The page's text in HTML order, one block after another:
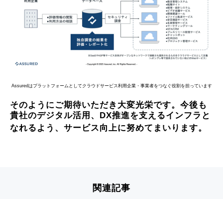
Assuredはプラットフォームとしてクラウドサービス利用企業・事業者をつなぐ役割を担っています
そのようにご期待いただき大変光栄です。今後も
貴社のデジタル活用、DX推進を支えるインフラと
なれるよう、サービス向上に努めてまいります。
関連記事